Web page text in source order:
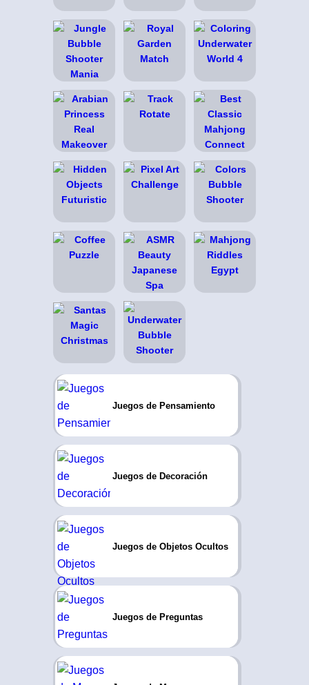
Juegos de Pensamiento
Juegos de Decoración
Juegos de Objetos Ocultos
Juegos de Preguntas